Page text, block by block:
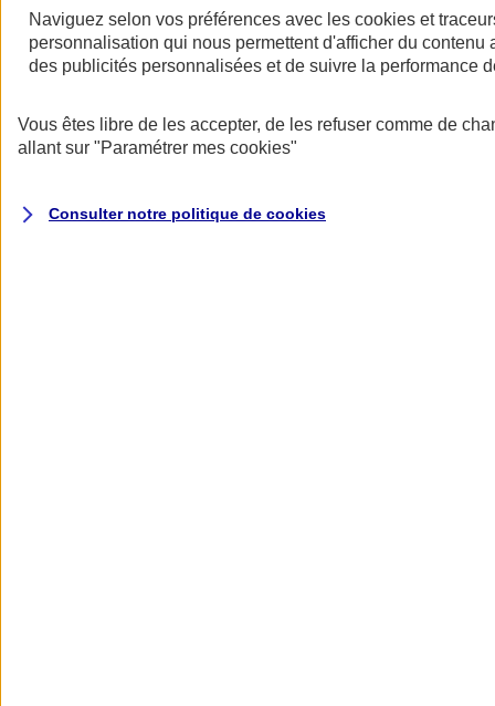
AXA Assurance
Naviguez selon vos préférences avec les cookies et
personnalisation qui nous permettent d'afficher du contenu
des publicités personnalisées et de suivre la performance
Vous êtes libre de les accepter, de les refuser comme de
allant sur "Paramétrer mes cookies"
Consulter notre politique de cookies